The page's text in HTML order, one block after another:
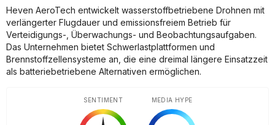
Heven AeroTech entwickelt wasserstoffbetriebene Drohnen mit
verlängerter Flugdauer und emissionsfreiem Betrieb für
Verteidigungs-, Überwachungs- und Beobachtungsaufgaben.
Das Unternehmen bietet Schwerlastplattformen und
Brennstoffzellensysteme an, die eine dreimal längere Einsatzzeit
als batteriebetriebene Alternativen ermöglichen.
SENTIMENT MEDIA HYPE